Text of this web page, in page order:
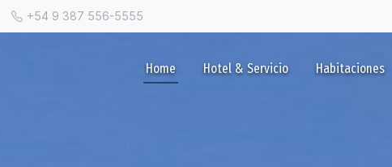
+54 9 387 556-5555
Home Hotel & Servicio Habitaciones